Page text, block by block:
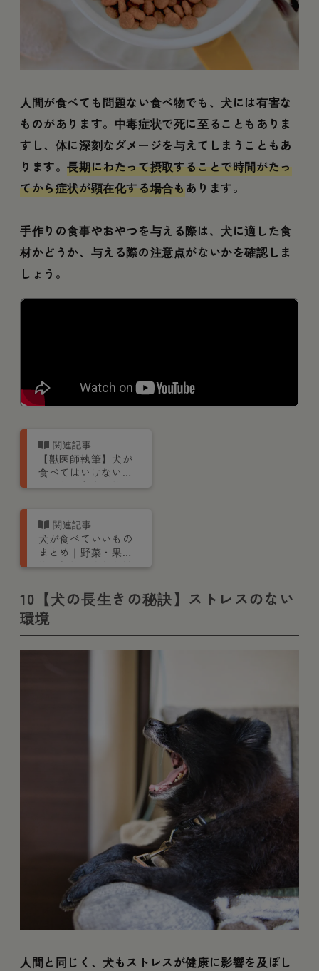
人間が食べても問題ない食べ物でも、犬には有害な
ものがあります。中毒症状で死に至ることもありま
すし、体に深刻なダメージを与えてしまうこともあ
ります。長期にわたって摂取することで時間がたっ
てから症状が顕在化する場合もあります。
手作りの食事やおやつを与える際は、犬に適した食
材かどうか、与える際の注意点がないかを確認しま
しょう。
【獣医師執筆】犬が
食べてはいけないも
の・危険な食べ物16
犬が食べていいもの
まとめ｜野菜・果
物・穀物・肉など効
理士が解説【獣医師
監修】
10【犬の長生きの秘訣】ストレスのない
環境
人間と同じく、犬もストレスが健康に影響を及ぼし